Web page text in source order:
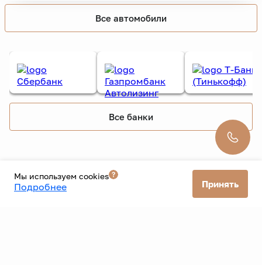
Все автомобили
Все банки
Мы используем cookies
Подробнее Принять